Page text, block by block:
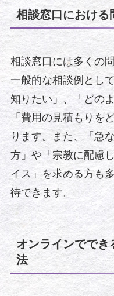
相談窓口における
相談窓口には多くの
一般的な相談例とし
知りたい」、「どの
「費用の見積もりを
ります。また、「急
方」や「宗教に配慮
イス」を求める方も
待できます。
オンラインででき
法